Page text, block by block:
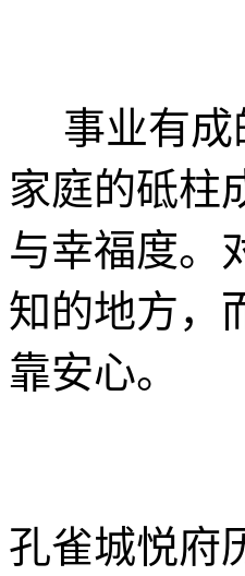
事业有成
家庭的砥柱
与幸福度。
知的地方，
靠安心。
孔雀城悦府